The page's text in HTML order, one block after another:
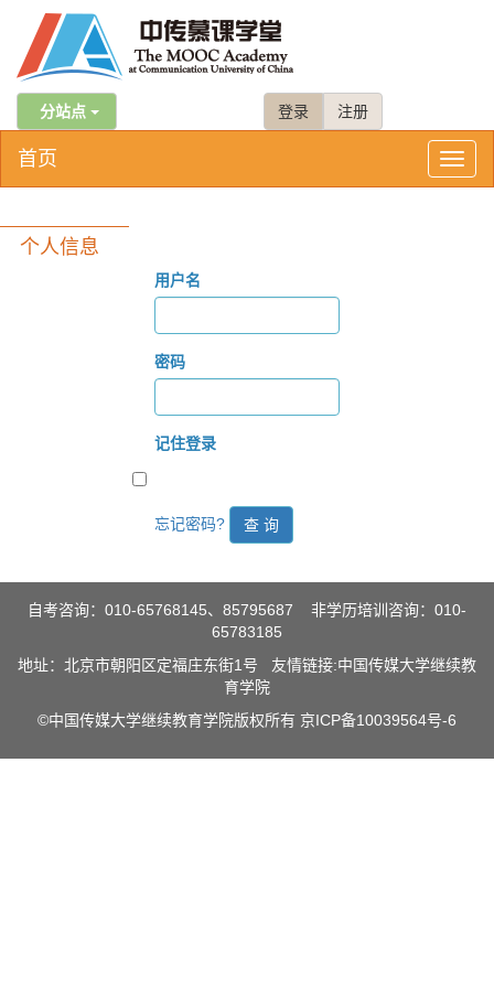
分站点 登录 注册
首页
个人信息
用户名
密码
记住登录
忘记密码?
自考咨询：010-65768145、85795687 非学历培训咨询：010-
65783185
地址：北京市朝阳区定福庄东街1号 友情链接:中国传媒大学继续教
育学院
©中国传媒大学继续教育学院版权所有 京ICP备10039564号-6